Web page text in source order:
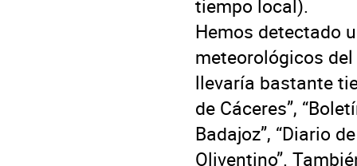
tiempo local).
Hemos detectado
meteorológicos
llevaría bastante
de Cáceres”,
Badajoz”, “Diario
Oliventino”.